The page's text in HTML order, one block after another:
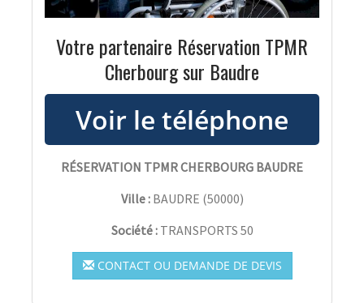
Votre partenaire Réservation TPMR
Cherbourg sur Baudre
RÉSERVATION TPMR CHERBOURG BAUDRE
Ville : BAUDRE (50000)
Société : TRANSPORTS 50
CONTACT OU DEMANDE DE DEVIS